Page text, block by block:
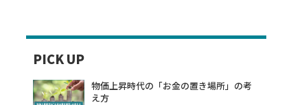
PICK UP
物価上昇時代の「お金の置き場所」の考
え方